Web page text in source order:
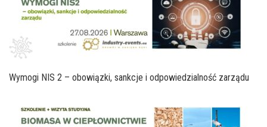
Wymogi NIS 2 – obowiązki, sankcje i odpowiedzialność zarządu